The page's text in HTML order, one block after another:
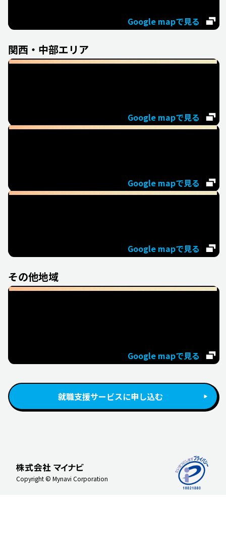
Google mapで見る
関西・中部エリア
Google mapで見る
Google mapで見る
Google mapで見る
その他地域
Google mapで見る
就職支援サービスに申し込む
Copyright © Mynavi Corporation